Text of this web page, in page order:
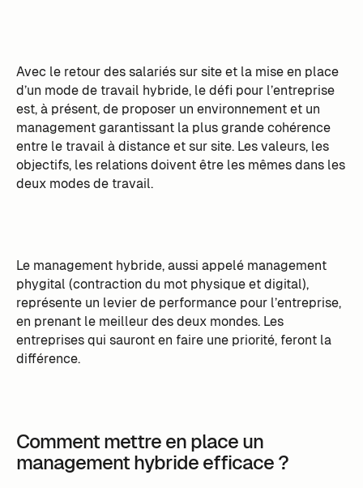
Avec le retour des salariés sur site et la mise en place
d’un mode de travail hybride, le défi pour l’entreprise
est, à présent, de proposer un environnement et un
management garantissant la plus grande cohérence
entre le travail à distance et sur site. Les valeurs, les
objectifs, les relations doivent être les mêmes dans les
deux modes de travail.
Le management hybride, aussi appelé management
phygital (contraction du mot physique et digital),
représente un levier de performance pour l’entreprise,
en prenant le meilleur des deux mondes. Les
entreprises qui sauront en faire une priorité, feront la
différence.
Comment mettre en place un
management hybride efficace ?